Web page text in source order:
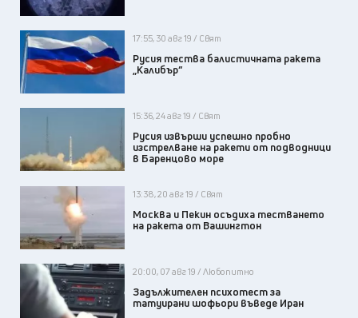
17:55, 30 авг 19 / Свят
Русия тества балистичната ракета
„Калибър”
15:36, 24 авг 19 / Свят
Русия извърши успешно пробно
изстрелване на ракети от подводници
в Баренцово море
13:38, 20 авг 19 / Свят
Москва и Пекин осъдиха тестването
на ракета от Вашингтон
20:00, 07 авг 19 / Любопитно
Задължителен психотест за
татуирани шофьори въведе Иран